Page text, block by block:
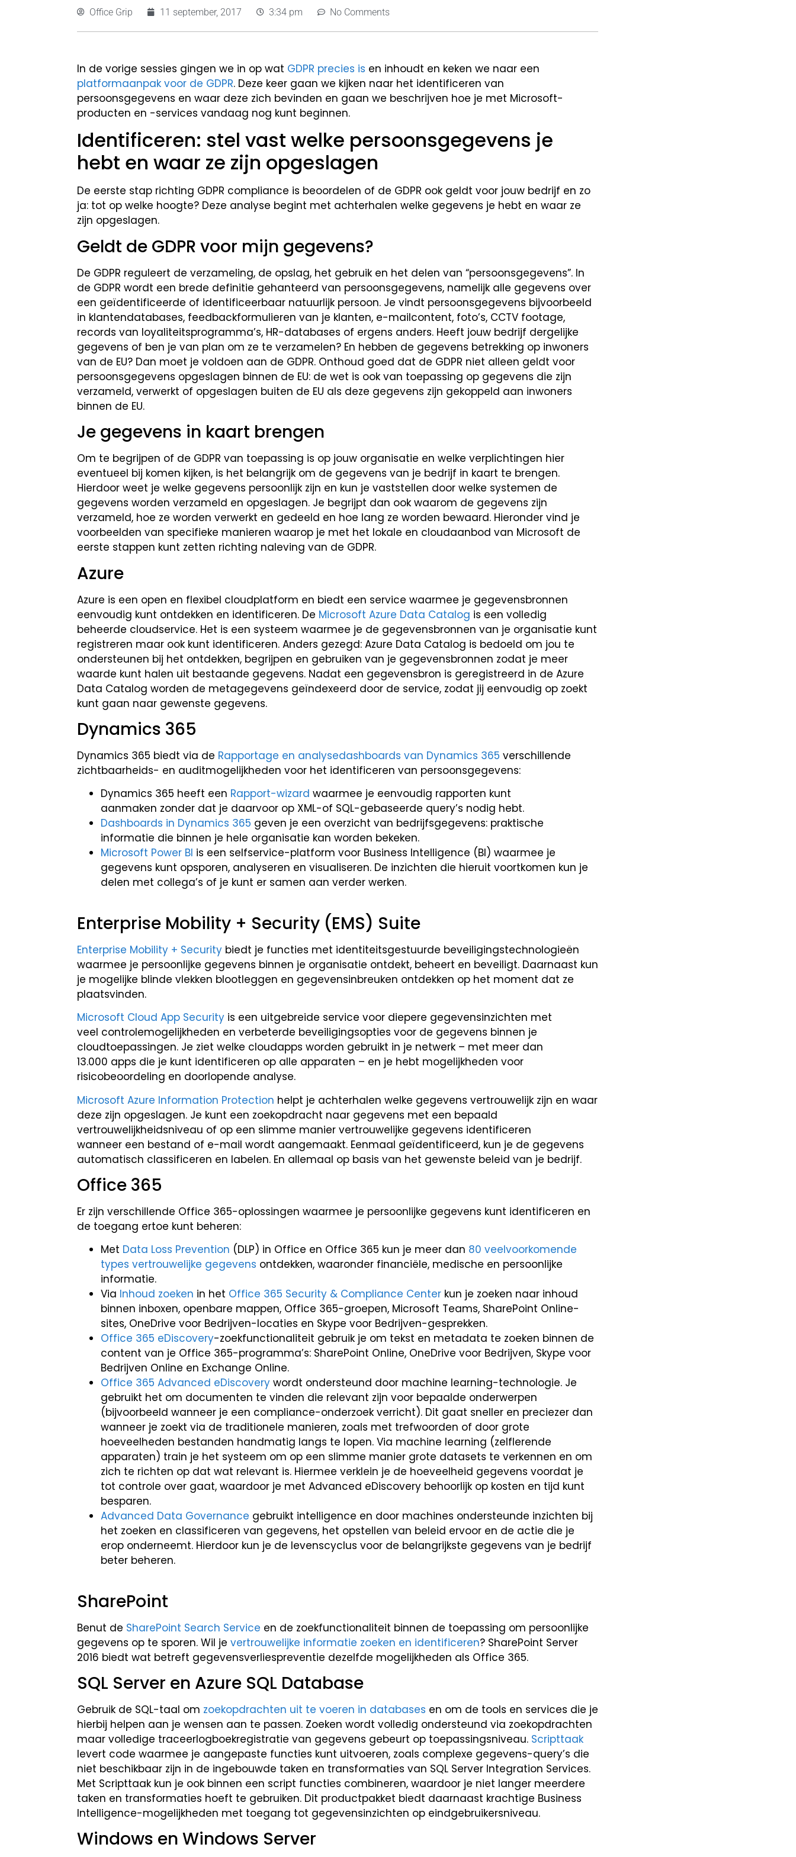
Office Grip 11 september, 2017 3:34 pm No Comments
In de vorige sessies gingen we in op wat GDPR precies is en inhoudt en keken we naar een
platformaanpak voor de GDPR. Deze keer gaan we kijken naar het identificeren van
persoonsgegevens en waar deze zich bevinden en gaan we beschrijven hoe je met Microsoft-
producten en -services vandaag nog kunt beginnen.
Identificeren: stel vast welke persoonsgegevens je
hebt en waar ze zijn opgeslagen
De eerste stap richting GDPR compliance is beoordelen of de GDPR ook geldt voor jouw bedrijf en zo
ja: tot op welke hoogte? Deze analyse begint met achterhalen welke gegevens je hebt en waar ze
zijn opgeslagen.
Geldt de GDPR voor mijn gegevens?
De GDPR reguleert de verzameling, de opslag, het gebruik en het delen van “persoonsgegevens”. In
de GDPR wordt een brede definitie gehanteerd van persoonsgegevens, namelijk alle gegevens over
een geïdentificeerde of identificeerbaar natuurlijk persoon. Je vindt persoonsgegevens bijvoorbeeld
in klantendatabases, feedbackformulieren van je klanten, e-mailcontent, foto’s, CCTV footage,
records van loyaliteitsprogramma’s, HR-databases of ergens anders. Heeft jouw bedrijf dergelijke
gegevens of ben je van plan om ze te verzamelen? En hebben de gegevens betrekking op inwoners
van de EU? Dan moet je voldoen aan de GDPR. Onthoud goed dat de GDPR niet alleen geldt voor
persoonsgegevens opgeslagen binnen de EU: de wet is ook van toepassing op gegevens die zijn
verzameld, verwerkt of opgeslagen buiten de EU als deze gegevens zijn gekoppeld aan inwoners
binnen de EU.
Je gegevens in kaart brengen
Om te begrijpen of de GDPR van toepassing is op jouw organisatie en welke verplichtingen hier
eventueel bij komen kijken, is het belangrijk om de gegevens van je bedrijf in kaart te brengen.
Hierdoor weet je welke gegevens persoonlijk zijn en kun je vaststellen door welke systemen de
gegevens worden verzameld en opgeslagen. Je begrijpt dan ook waarom de gegevens zijn
verzameld, hoe ze worden verwerkt en gedeeld en hoe lang ze worden bewaard. Hieronder vind je
voorbeelden van specifieke manieren waarop je met het lokale en cloudaanbod van Microsoft de
eerste stappen kunt zetten richting naleving van de GDPR.
Azure
Azure is een open en flexibel cloudplatform en biedt een service waarmee je gegevensbronnen
eenvoudig kunt ontdekken en identificeren. De Microsoft Azure Data Catalog is een volledig
beheerde cloudservice. Het is een systeem waarmee je de gegevensbronnen van je organisatie kunt
registreren maar ook kunt identificeren. Anders gezegd: Azure Data Catalog is bedoeld om jou te
ondersteunen bij het ontdekken, begrijpen en gebruiken van je gegevensbronnen zodat je meer
waarde kunt halen uit bestaande gegevens. Nadat een gegevensbron is geregistreerd in de Azure
Data Catalog worden de metagegevens geïndexeerd door de service, zodat jij eenvoudig op zoekt
kunt gaan naar gewenste gegevens.
Dynamics 365
Dynamics 365 biedt via de Rapportage en analysedashboards van Dynamics 365 verschillende
zichtbaarheids- en auditmogelijkheden voor het identificeren van persoonsgegevens:
Dynamics 365 heeft een Rapport-wizard waarmee je eenvoudig rapporten kunt
aanmaken zonder dat je daarvoor op XML-of SQL-gebaseerde query’s nodig hebt.
Dashboards in Dynamics 365 geven je een overzicht van bedrijfsgegevens: praktische
informatie die binnen je hele organisatie kan worden bekeken.
Microsoft Power BI is een selfservice-platform voor Business Intelligence (BI) waarmee je
gegevens kunt opsporen, analyseren en visualiseren. De inzichten die hieruit voortkomen kun je
delen met collega’s of je kunt er samen aan verder werken.
Enterprise Mobility + Security (EMS) Suite
Enterprise Mobility + Security biedt je functies met identiteitsgestuurde beveiligingstechnologieën
waarmee je persoonlijke gegevens binnen je organisatie ontdekt, beheert en beveiligt. Daarnaast kun
je mogelijke blinde vlekken blootleggen en gegevensinbreuken ontdekken op het moment dat ze
plaatsvinden.
Microsoft Cloud App Security is een uitgebreide service voor diepere gegevensinzichten met
veel controlemogelijkheden en verbeterde beveiligingsopties voor de gegevens binnen je
cloudtoepassingen. Je ziet welke cloudapps worden gebruikt in je netwerk – met meer dan
13.000 apps die je kunt identificeren op alle apparaten – en je hebt mogelijkheden voor
risicobeoordeling en doorlopende analyse.
Microsoft Azure Information Protection helpt je achterhalen welke gegevens vertrouwelijk zijn en waar
deze zijn opgeslagen. Je kunt een zoekopdracht naar gegevens met een bepaald
vertrouwelijkheidsniveau of op een slimme manier vertrouwelijke gegevens identificeren
wanneer een bestand of e-mail wordt aangemaakt. Eenmaal geïdentificeerd, kun je de gegevens
automatisch classificeren en labelen. En allemaal op basis van het gewenste beleid van je bedrijf.
Office 365
Er zijn verschillende Office 365-oplossingen waarmee je persoonlijke gegevens kunt identificeren en
de toegang ertoe kunt beheren:
Met Data Loss Prevention (DLP) in Office en Office 365 kun je meer dan 80 veelvoorkomende
types vertrouwelijke gegevens ontdekken, waaronder financiële, medische en persoonlijke
informatie.
Via Inhoud zoeken in het Office 365 Security & Compliance Center kun je zoeken naar inhoud
binnen inboxen, openbare mappen, Office 365-groepen, Microsoft Teams, SharePoint Online-
sites, OneDrive voor Bedrijven-locaties en Skype voor Bedrijven-gesprekken.
Office 365 eDiscovery-zoekfunctionaliteit gebruik je om tekst en metadata te zoeken binnen de
content van je Office 365-programma’s: SharePoint Online, OneDrive voor Bedrijven, Skype voor
Bedrijven Online en Exchange Online.
Office 365 Advanced eDiscovery wordt ondersteund door machine learning-technologie. Je
gebruikt het om documenten te vinden die relevant zijn voor bepaalde onderwerpen
(bijvoorbeeld wanneer je een compliance-onderzoek verricht). Dit gaat sneller en preciezer dan
wanneer je zoekt via de traditionele manieren, zoals met trefwoorden of door grote
hoeveelheden bestanden handmatig langs te lopen. Via machine learning (zelflerende
apparaten) train je het systeem om op een slimme manier grote datasets te verkennen en om
zich te richten op dat wat relevant is. Hiermee verklein je de hoeveelheid gegevens voordat je
tot controle over gaat, waardoor je met Advanced eDiscovery behoorlijk op kosten en tijd kunt
besparen.
Advanced Data Governance gebruikt intelligence en door machines ondersteunde inzichten bij
het zoeken en classificeren van gegevens, het opstellen van beleid ervoor en de actie die je
erop onderneemt. Hierdoor kun je de levenscyclus voor de belangrijkste gegevens van je bedrijf
beter beheren.
SharePoint
Benut de SharePoint Search Service en de zoekfunctionaliteit binnen de toepassing om persoonlijke
gegevens op te sporen. Wil je vertrouwelijke informatie zoeken en identificeren? SharePoint Server
2016 biedt wat betreft gegevensverliespreventie dezelfde mogelijkheden als Office 365.
SQL Server en Azure SQL Database
Gebruik de SQL-taal om zoekopdrachten uit te voeren in databases en om de tools en services die je
hierbij helpen aan je wensen aan te passen. Zoeken wordt volledig ondersteund via zoekopdrachten
maar volledige traceerlogboekregistratie van gegevens gebeurt op toepassingsniveau. Scripttaak
levert code waarmee je aangepaste functies kunt uitvoeren, zoals complexe gegevens-query’s die
niet beschikbaar zijn in de ingebouwde taken en transformaties van SQL Server Integration Services.
Met Scripttaak kun je ook binnen een script functies combineren, waardoor je niet langer meerdere
taken en transformaties hoeft te gebruiken. Dit productpakket biedt daarnaast krachtige Business
Intelligence-mogelijkheden met toegang tot gegevensinzichten op eindgebruikersniveau.
Windows en Windows Server